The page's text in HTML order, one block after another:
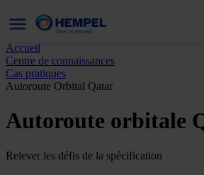
Accueil
Centre de connaissances
Cas pratiques
Autoroute Orbital Qatar
Autoroute orbitale
Relever les défis de la spécification